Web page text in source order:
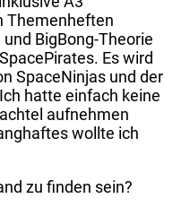
Themenheften
BigBong-Theorie
Es wird
SpaceNinjas und der
hatte einfach keine
aufnehmen
wollte ich
zu finden sein?